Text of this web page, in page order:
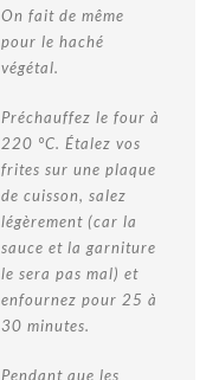
On fait de même
pour le haché
végétal.
Préchauffez le four à
220 °C. Étalez vos
frites sur une plaque
de cuisson, salez
légèrement (car la
sauce et la garniture
le sera pas mal) et
enfournez pour 25 à
30 minutes.
Pendant que les